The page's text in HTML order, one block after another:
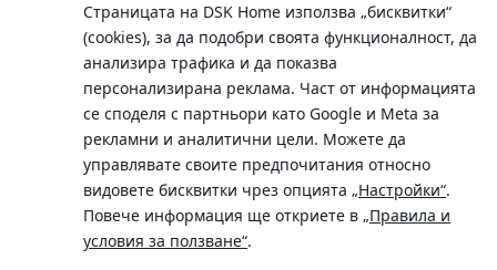
Страницата на DSK Home използва „бисквитки“
(cookies), за да подобри своята функционалност, да
анализира трафика и да показва
персонализирана реклама. Част от информацията
се споделя с партньори като Google и Meta за
рекламни и аналитични цели. Можете да
управлявате своите предпочитания относно
видовете бисквитки чрез опцията „Настройки“.
Повече информация ще откриете в „Правила и
условия за ползване“.
Телефон:
0700 10 375 / *2375
Московска No.19 / ул. Г. Бенковски No. 5, София 1036
SWIFT/BIC: